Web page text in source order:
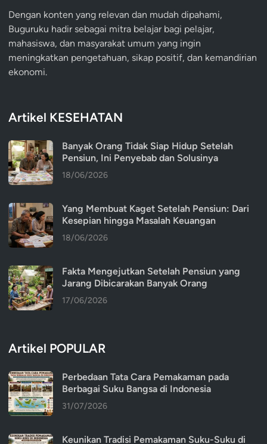
Dengan konten yang relevan dan mudah dipahami,
Buguruku hadir sebagai mitra belajar bagi pelajar,
mahasiswa, dan masyarakat umum yang ingin
meningkatkan pengetahuan, sikap positif, dan kemandirian
ekonomi.
Artikel KESEHATAN
Banyak Orang Tidak Siap Hidup Setelah
Pensiun, Ini Penyebab dan Solusinya
18/06/2026
Yang Membuat Kaget Setelah Pensiun: Dari
Kesepian hingga Masalah Keuangan
18/06/2026
Fakta Mengejutkan Setelah Pensiun yang
Jarang Dibicarakan Banyak Orang
17/06/2026
Artikel POPULAR
Perbedaan Tata Cara Pemakaman pada
Berbagai Suku Bangsa di Indonesia
31/07/2026
Keunikan Tradisi Pemakaman Suku-Suku di